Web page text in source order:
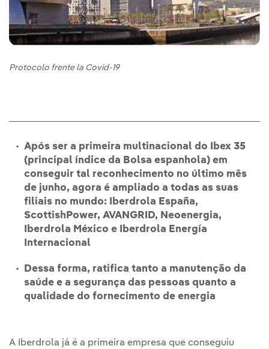
Protocolo frente la Covid-19
Após ser a primeira multinacional do Ibex 35
(principal índice da Bolsa espanhola) em
conseguir tal reconhecimento no último mês
de junho, agora é ampliado a todas as suas
filiais no mundo: Iberdrola España,
ScottishPower, AVANGRID, Neoenergia,
Iberdrola México e Iberdrola Energía
Internacional
Dessa forma, ratifica tanto a manutenção da
saúde e a segurança das pessoas quanto a
qualidade do fornecimento de energia
A Iberdrola já é a primeira empresa que conseguiu